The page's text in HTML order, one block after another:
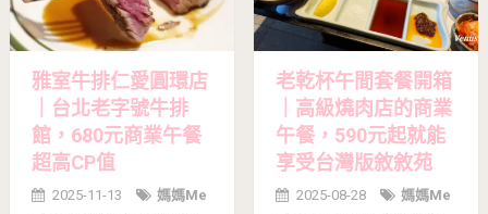
雅室牛排仁愛圓環店
｜台北老字號牛排
館，680元商業午餐
超高CP值
2025-11-13
媽媽me
老乾杯午間套餐開箱
｜高級燒肉店的商業
午餐，590元起就能
享受台灣版敘敘苑
2025-08-28
媽媽me